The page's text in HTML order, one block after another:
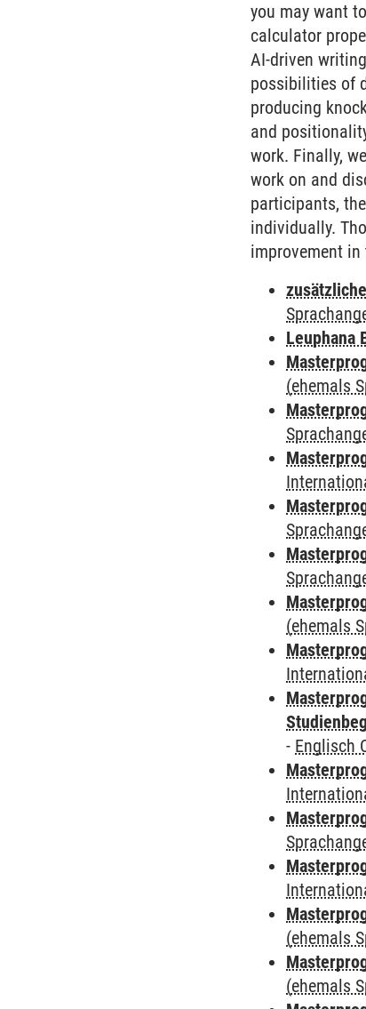
you may want
calculator
AI-driven
possibilities of
producing
and
work. Finally,
work on and
participants,
individually.
improvement
Leuphana
(ehemals
(ehemals
- Englisch
(ehemals
(ehemals